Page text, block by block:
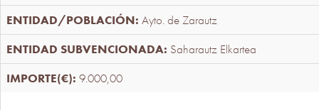
Ayto. de Zarautz
Saharautz Elkartea
9.000,00